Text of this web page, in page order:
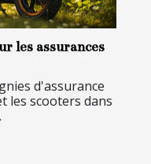
les assurances
d'assurance
les scooters dans